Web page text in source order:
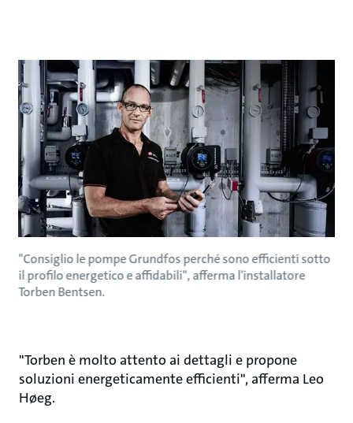
"Consiglio le pompe Grundfos perché sono efficienti sotto
il profilo energetico e affidabili", afferma l'installatore
Torben Bentsen.
"Torben è molto attento ai dettagli e propone
soluzioni energeticamente efficienti", afferma Leo
Høeg.